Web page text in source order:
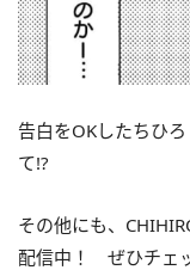
告白をOKしたちひ
て!?
その他にも、
配信中！ ぜひチェ